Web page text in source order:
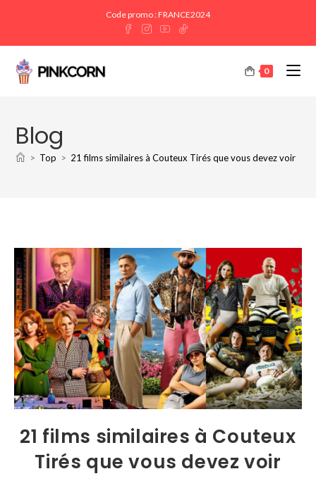
Code promo : FRANCE2024
0
Blog
> Top > 21 films similaires à Couteux Tirés que vous devez voir
21 films similaires à Couteux
Tirés que vous devez voir